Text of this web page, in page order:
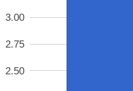
2.50
2.75
3.00